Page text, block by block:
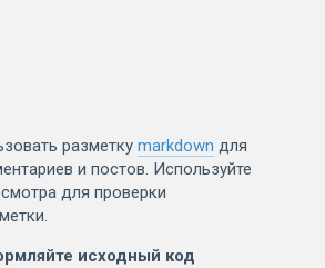
разметку markdown для
и постов. Используйте
для проверки
исходный код